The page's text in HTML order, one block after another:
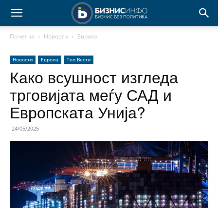
Почетна Новости Европа
Новости Европа Топ Вести
Како всушност изгледа
трговијата меѓу САД и
Европската Унија?
24/05/2025